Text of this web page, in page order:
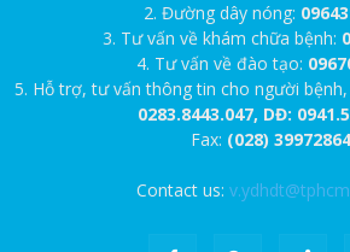
2. Đường dây nóng:
3. Tư vấn về khám chữa bệnh:
4. Tư vấn về đào tạo:
5. Hỗ trợ, tư vấn thông tin cho người
0283.8443.047, DĐ:
Fax: (028) 39972864
Contact us: